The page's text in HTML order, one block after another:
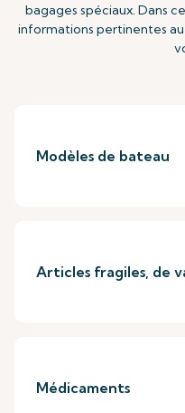
bagages spéciaux. Dans
informations pertinentes
Modèles de bateau
Articles fragiles, de
Médicaments